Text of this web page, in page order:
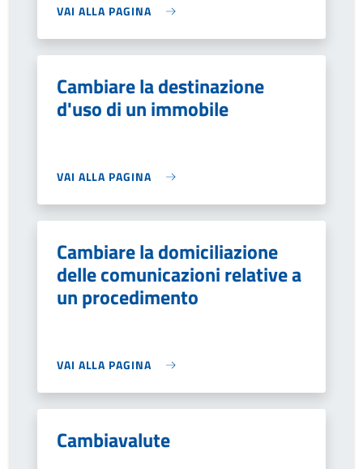
VAI ALLA PAGINA
Cambiare la destinazione
d'uso di un immobile
VAI ALLA PAGINA
Cambiare la domiciliazione
delle comunicazioni relative a
un procedimento
VAI ALLA PAGINA
Cambiavalute